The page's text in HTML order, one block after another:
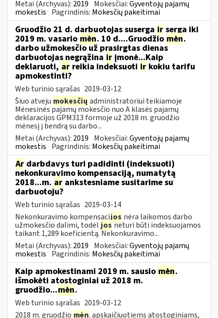
Metai (Archyvas): 2019 Mokesčiai:Gyventojų pajamų
mokestis Pagrindinis: Mokesčių pakeitimai
Gruodžio 21 d. darbuotojas suserga ir serga iki
2019 m. vasario mėn. 10 d....Gruodžio mėn.
darbo užmokesčio už prasirgtas dienas
darbuotojas negrąžina ir įmonė...Kaip
deklaruoti, ar reikia indeksuoti ir kokiu tarifu
apmokestinti?
Web turinio sąrašas 2019-03-12
Šiuo atveju mokesčių administratoriui teikiamoje
Mėnesinės pajamų mokesčio nuo A klasės pajamų
deklaracijos GPM313 formoje už 2018 m. gruodžio
mėnesį į bendrą su darbo...
Metai (Archyvas): 2019 Mokesčiai:Gyventojų pajamų
mokestis Pagrindinis: Mokesčių pakeitimai
Ar darbdavys turi padidinti (indeksuoti)
nekonkuravimo kompensaciją, numatytą
2018...m. ar ankstesniame susitarime su
darbuotoju?
Web turinio sąrašas 2019-03-14
Nekonkuravimo kompensacijos nėra laikomos darbo
užmokesčio dalimi, todėl josneturi būti indeksuojamos
taikant 1,289 koeficientą. Nekonkuravimo...
Metai (Archyvas): 2019 Mokesčiai:Gyventojų pajamų
mokestis Pagrindinis: Mokesčių pakeitimai
Kaip apmokestinami 2019 m. sausio mėn.
išmokėti atostoginiai už 2018 m.
gruodžio...mėn.
Web turinio sąrašas 2019-03-12
2018 m. gruodžio mėn. apskaičiuotiems atostoginiams,